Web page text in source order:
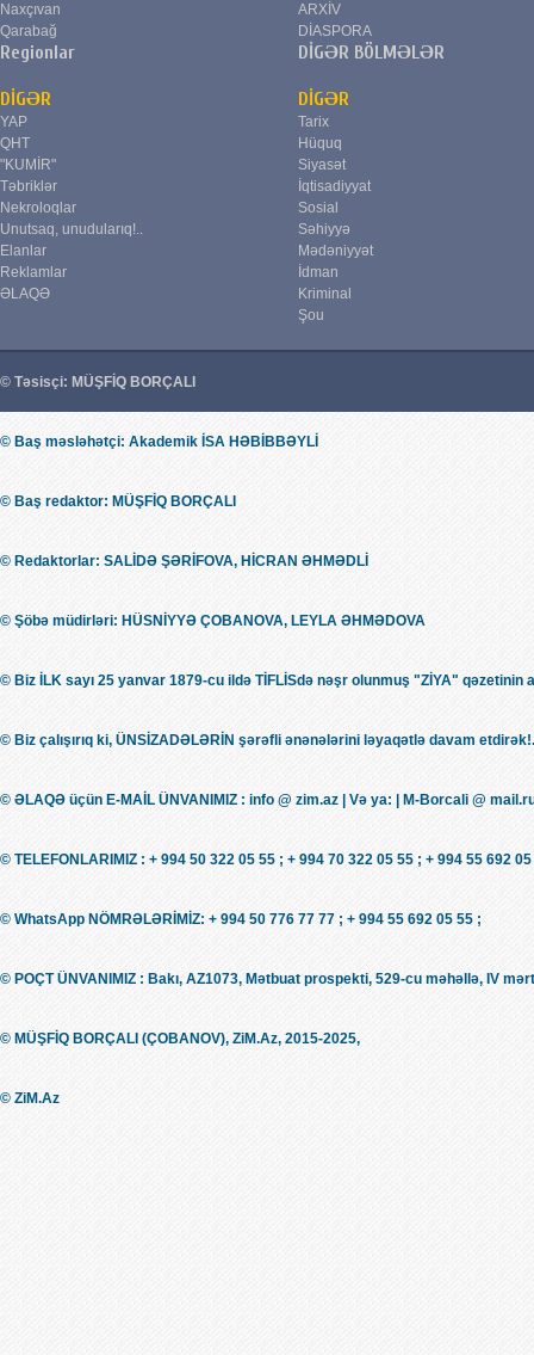
Naxçıvan
Qarabağ
Regionlar
ARXİV
DİASPORA
DİGƏR BÖLMƏLƏR
DİGƏR
YAP
QHT
"KUMİR"
Təbriklər
Nekroloqlar
Unutsaq, unudularıq!..
Elanlar
Reklamlar
ƏLAQƏ
DİGƏR
Tarix
Hüquq
Siyasət
İqtisadiyyat
Sosial
Səhiyyə
Mədəniyyət
İdman
Kriminal
Şou
© Təsisçi: MÜŞFİQ BORÇALI
© Baş məsləhətçi: Akademik İSA HƏBİBBƏYLİ
© Baş redaktor: MÜŞFİQ BORÇALI
© Redaktorlar: SALİDƏ ŞƏRİFOVA, HİCRAN ƏHMƏDLİ
© Şöbə müdirləri: HÜSNİYYƏ ÇOBANOVA, LEYLA ƏHMƏDOVA
© Biz İLK sayı 25 yanvar 1879-cu ildə TİFLİSdə nəşr olunmuş "ZİYA" qəzetinin
© Biz çalışırıq ki, ÜNSİZADƏLƏRİN şərəfli ənənələrini ləyaqətlə davam
© ƏLAQƏ üçün E-MAİL ÜNVANIMIZ : info @ zim.az | Və ya: | M-Borcali @
© TELEFONLARIMIZ : + 994 50 322 05 55 ; + 994 70 322 05 55 ; + 994 55 692
© WhatsApp NÖMRƏLƏRİMİZ: + 994 50 776 77 77 ; + 994 55 692 05 55 ;
© POÇT ÜNVANIMIZ : Bakı, AZ1073, Mətbuat prospekti, 529-cu məhəllə, IV
© MÜŞFİQ BORÇALI (ÇOBANOV), ZiM.Az, 2015-2025,
© ZiM.Az